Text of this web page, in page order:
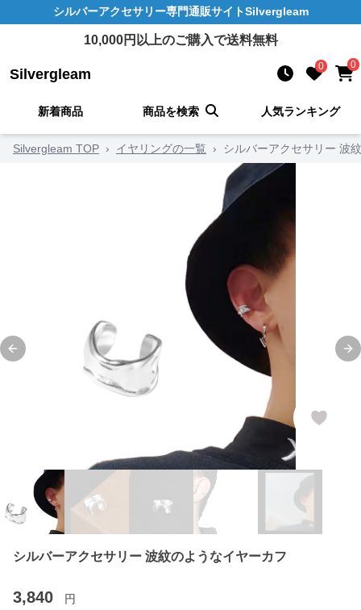
シルバーアクセサリー専門通販サイトSilvergleam
10,000円以上のご購入で送料無料
Silvergleam 0 0
新着商品 商品を検索 人気ランキング
Silvergleam TOP › イヤリングの一覧 › シルバーアクセサリー 波
Previous slide
シルバーアクセサリー 波紋のようなイヤーカフ
3,840 円